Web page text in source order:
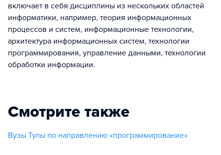
включает в себя дисциплины из нескольких областей
информатики, например, теория информационных
процессов и систем, информационные технологии,
архитектура информационных систем, технологии
программирования, управление данными, технологии
обработки информации.
Смотрите также
Вузы Тулы по направлению «программирование»